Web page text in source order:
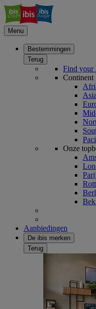
Menu
Bestemmingen
Terug
Find your
Continent
Asia
Onze
Aanbiedingen
De ibis merken
Terug